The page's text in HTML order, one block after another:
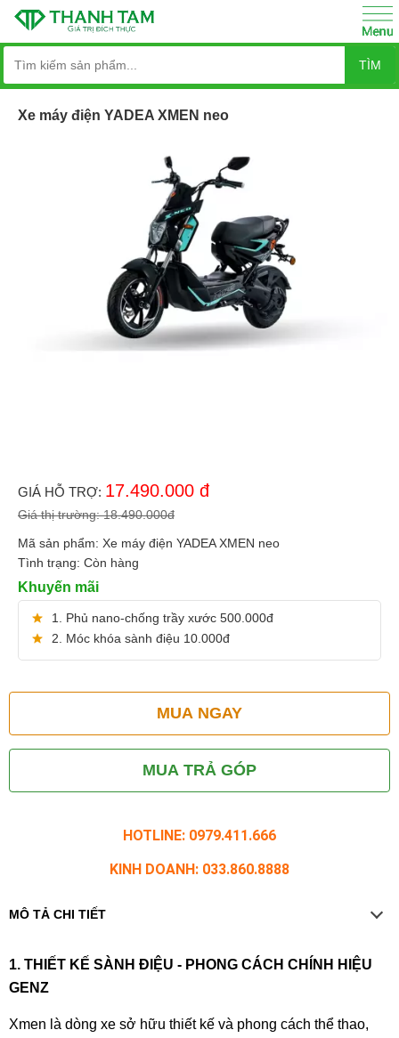
TÌM
Xe máy điện YADEA XMEN neo
GIÁ HỖ TRỢ: 17.490.000 đ
Giá thị trường:18.490.000đ
Mã sản phẩm: Xe máy điện YADEA XMEN neo
Tình trạng: Còn hàng
Khuyến mãi
1. Phủ nano-chống trầy xước 500.000đ
2. Móc khóa sành điệu 10.000đ
MUA NGAY
MUA TRẢ GÓP
HOTLINE: 0979.411.666
KINH DOANH: 033.860.8888
MÔ TẢ CHI TIẾT
1. THIẾT KẾ SÀNH ĐIỆU - PHONG CÁCH CHÍNH HIỆU
GENZ
Xmen là dòng xe sở hữu thiết kế và phong cách thể thao,